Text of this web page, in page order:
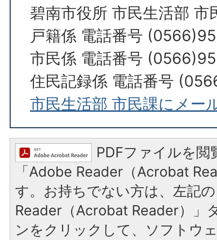
碧南市役所 市民生活部 市
戸籍係 電話番号
市民係 電話番号
住民記録係 電話番号
市民生活部 市民課にメー
PDFファイルを閲
「Adobe Reader（Acrobat
す。お持ちでない方は、左記
Reader（Acrobat Reader）」
ンをクリックして、ソフトウ